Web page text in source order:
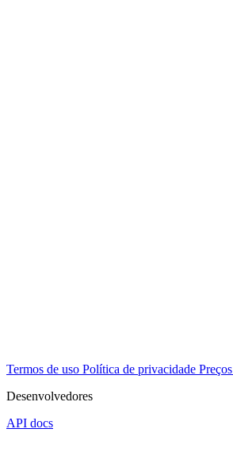
Termos de uso Política de privacidade Preços
Desenvolvedores
API docs